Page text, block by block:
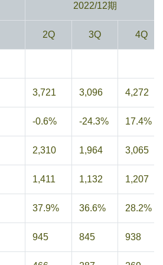
2022/12期
2Q 3Q 4Q
3,721 3,096 4,272
-0.6% -24.3% 17.4%
2,310 1,964 3,065
1,411 1,132 1,207
37.9% 36.6% 28.2%
945 845 938